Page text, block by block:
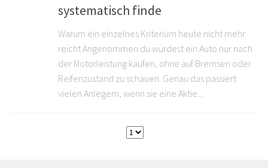
systematisch finde
Warum ein einzelnes Kriterium heute nicht mehr
reicht Angenommen du würdest ein Auto nur nach
der Motorleistung kaufen, ohne auf Bremsen oder
Reifenzustand zu schauen. Genau das passiert
vielen Anlegern, wenn sie eine Aktie...